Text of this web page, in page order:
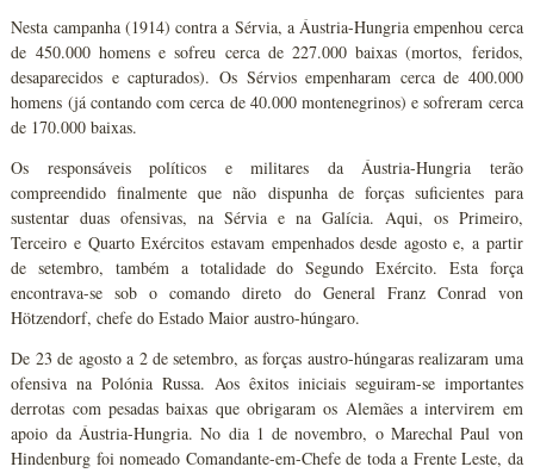
Nesta campanha (1914) contra a Sérvia, a Áustria-Hungria empenhou cerca
de 450.000 homens e sofreu cerca de 227.000 baixas (mortos, feridos,
desaparecidos e capturados). Os Sérvios empenharam cerca de 400.000
homens (já contando com cerca de 40.000 montenegrinos) e sofreram cerca
de 170.000 baixas.
Os responsáveis políticos e militares da Áustria-Hungria terão
compreendido finalmente que não dispunha de forças suficientes para
sustentar duas ofensivas, na Sérvia e na Galícia. Aqui, os Primeiro,
Terceiro e Quarto Exércitos estavam empenhados desde agosto e, a partir
de setembro, também a totalidade do Segundo Exército. Esta força
encontrava-se sob o comando direto do General Franz Conrad von
Hötzendorf, chefe do Estado Maior austro-húngaro.
De 23 de agosto a 2 de setembro, as forças austro-húngaras realizaram uma
ofensiva na Polónia Russa. Aos êxitos iniciais seguiram-se importantes
derrotas com pesadas baixas que obrigaram os Alemães a intervirem em
apoio da Áustria-Hungria. No dia 1 de novembro, o Marechal Paul von
Hindenburg foi nomeado Comandante-em-Chefe de toda a Frente Leste, da